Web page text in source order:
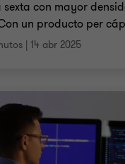
con mayor
un producto per
| 14 abr 2025